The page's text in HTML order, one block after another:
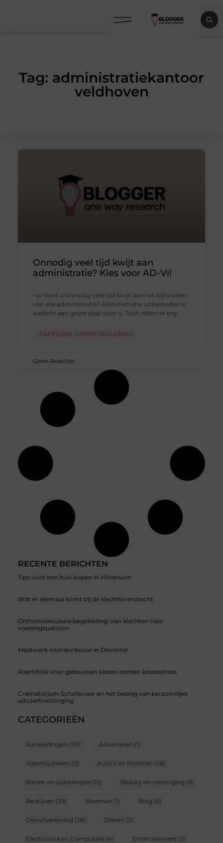
Tag: administratiekantoor
veldhoven
RECENTE BERICHTEN
Tips voor een huis kopen in Hilversum
Wat er allemaal komt bij de sleuteloverdracht
Orthomoleculaire begeleiding: van klachten naar
voedingspatroon
Maatwerk interieurbouw in Deventer
Raamfolie voor gebouwen kiezen zonder keuzestress
Crematorium Schollevaar en het belang van persoonlijke
uitvaartverzorging
CATEGORIEËN
Aanbiedingen (70) Adverteren (1)
Alarmsysteem (2) Auto’s en Motoren (26)
Banen en opleidingen (12) Beauty en verzorging (11)
Bedrijven (39) Bloemen (1) Blog (6)
Dienstverlening (28) Dieren (3)
Electronica en Computers(4) Entertainment (3)
Onnodig veel tijd kwijt aan
administratie? Kies voor AD-Vi!
<p>Bent u onnodig veel tijd kwijt aan het bijhouden
van alle administratie? Administratie uitbesteden is
wellicht een grote stap voor u. Toch zitten er erg
ZAKELIJKE DIENSTVERLENING
Geen Reacties